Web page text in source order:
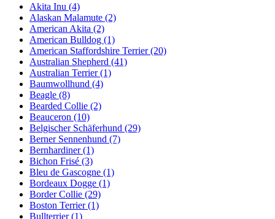
Akita Inu (4)
Alaskan Malamute (2)
American Akita (2)
American Bulldog (1)
American Staffordshire Terrier(20)
Australian Shepherd (41)
Australian Terrier(1)
Baumwollhund (4)
Beagle (8)
Bearded Collie (2)
Beauceron (10)
Belgischer Schäferhund (29)
Berner Sennenhund (7)
Bernhardiner(1)
Bichon Frisé (3)
Bleu de Gascogne (1)
Bordeaux Dogge (1)
Border Collie (29)
Boston Terrier(1)
Bullterrier(1)